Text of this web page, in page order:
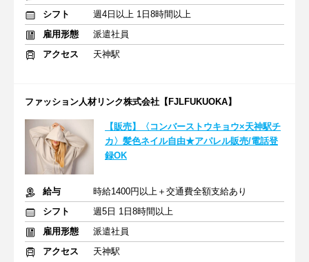
シフト
週4日以上 1日8時間以上
雇用形態
派遣社員
アクセス
天神駅
ファッション人材リンク株式会社【FJLFUKUOKA】
【販売】〈コンバーストウキョウ×天神駅チ
カ〉髪色ネイル自由★アパレル販売/電話登
録OK
給与
時給1400円以上＋交通費全額支給あり
シフト
週5日 1日8時間以上
雇用形態
派遣社員
アクセス
天神駅